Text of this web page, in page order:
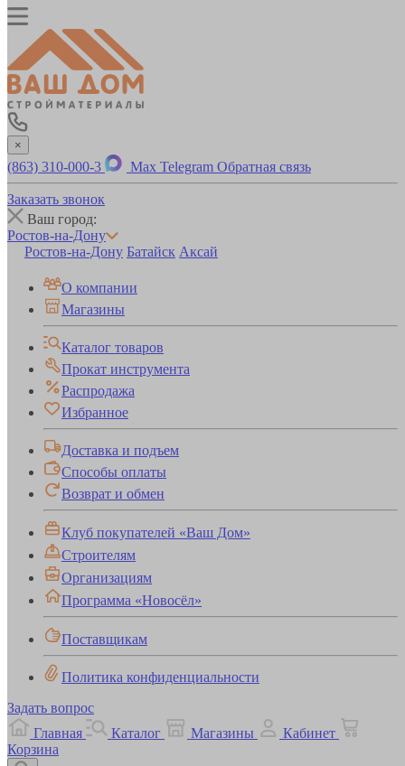
×
(863) 310-000-3 Max Telegram Обратная связь
Заказать звонок
Ваш город:
Ростов-на-Дону
Ростов-на-Дону Батайск Аксай
О компании
Магазины
Каталог товаров
Прокат инструмента
Распродажа
Избранное
Доставка и подъем
Способы оплаты
Возврат и обмен
Клуб покупателей «Ваш Дом»
Строителям
Организациям
Программа «Новосёл»
Поставщикам
Политика конфиденциальности
Задать вопрос
Главная
Каталог Магазины
Кабинет
Корзина